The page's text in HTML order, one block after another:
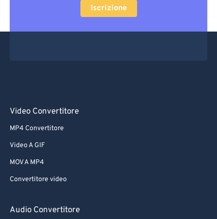
Iscrizione
Video Convertitore
MP4 Convertitore
Video A GIF
MOV A MP4
Convertitore video
Audio Convertitore